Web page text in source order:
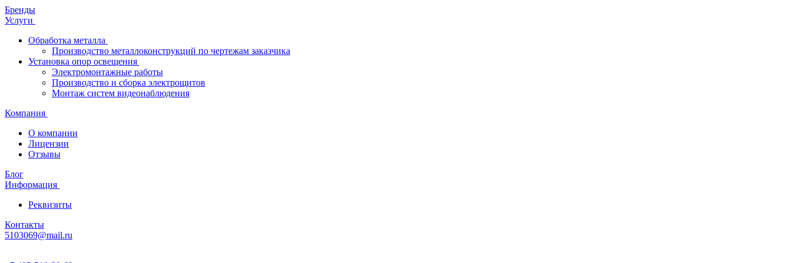
Бренды
Услуги
Обработка металла
Производство металлоконструкций по чертежам заказчика
Установка опор освещения
Электромонтажные работы
Производство и сборка электрощитов
Монтаж систем видеонаблюдения
Компания
О компании
Лицензии
Отзывы
Блог
Информация
Реквизиты
Контакты
5103069@mail.ru